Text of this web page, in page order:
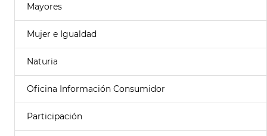
Mayores
Mujer e Igualdad
Naturia
Oficina Información Consumidor
Participación